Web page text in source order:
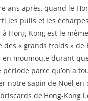
ans après, quand le
les pulls et les
à Hong-Kong est le
des « grands froids »
moumoute durant
parce qu’on a
notre sapin de Noël en
de Hong-Kong